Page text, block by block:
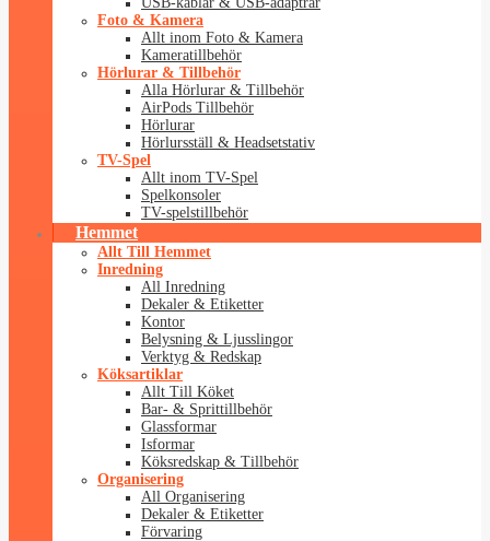
Foto & Kamera
Allt inom Foto & Kamera
Kameratillbehör
Hörlurar & Tillbehör
Alla Hörlurar & Tillbehör
AirPods Tillbehör
Hörlurar
Hörlursställ & Headsetstativ
TV-Spel
Allt inom TV-Spel
Spelkonsoler
TV-spelstillbehör
Hemmet
Allt Till Hemmet
Inredning
All Inredning
Dekaler & Etiketter
Kontor
Belysning & Ljusslingor
Verktyg & Redskap
Köksartiklar
Allt Till Köket
Bar- & Sprittillbehör
Glassformar
Isformar
Köksredskap & Tillbehör
Organisering
All Organisering
Dekaler & Etiketter
Förvaring